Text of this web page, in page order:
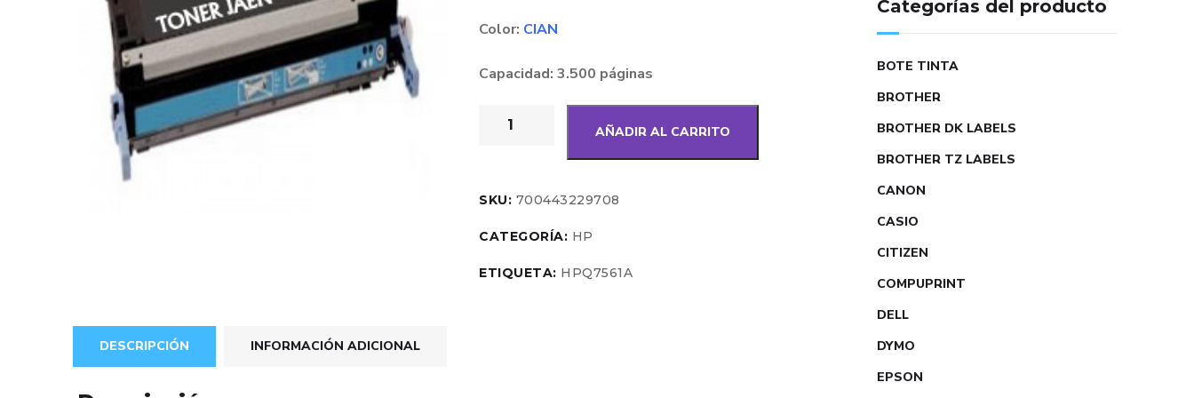
Color: CIAN
Capacidad: 3.500 páginas
AÑADIR AL CARRITO
SKU: 700443229708
CATEGORÍA: HP
ETIQUETA: HPQ7561A
DESCRIPCIÓN INFORMACIÓN ADICIONAL
Categorías del producto
BOTE TINTA
BROTHER
BROTHER DK LABELS
BROTHER TZ LABELS
CANON
CASIO
CITIZEN
COMPUPRINT
DELL
DYMO
EPSON